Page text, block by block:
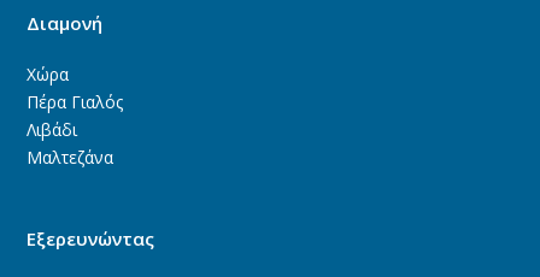
Διαμονή
Χώρα
Πέρα Γιαλός
Λιβάδι
Μαλτεζάνα
Εξερευνώντας